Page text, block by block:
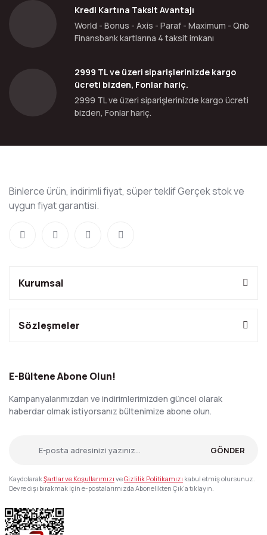
Kredi Kartına Taksit Avantajı
World - Bonus - Axis - Paraf - Maximum - Qnb
Finansbank kartlarına 4 taksit imkanı
2999 TL ve üzeri siparişlerinizde kargo
ücreti bizden, Fonlar hariç.
2999 TL ve üzeri siparişlerinizde kargo ücreti
bizden, Fonlar hariç.
Binlerce ürün, indirimli fiyat, süper teklif Gerçek stok ve
uygun fiyat garantisi.
Kurumsal
Sözleşmeler
E-Bültene Abone Olun!
Kampanyalarımızdan ve indirimlerimizden güncel olarak
haberdar olmak istiyorsanız bültenimize abone olun.
GÖNDER
KaydolarakŞartlar ve Koşullarımızı veGizlilik Politikamızı kabul etmiş olursunuz.
Devre dışı bırakmak için e-postalarımızda Abonelikten Çık'a tıklayın.